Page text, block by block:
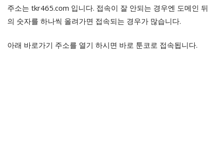
주소는 tkr465.com 입니다. 접속이 잘 안되는 경우엔 도메인 뒤
의 숫자를 하나씩 올려가면 접속되는 경우가 많습니다.
아래 바로가기 주소를 열기 하시면 바로 툰코로 접속됩니다.